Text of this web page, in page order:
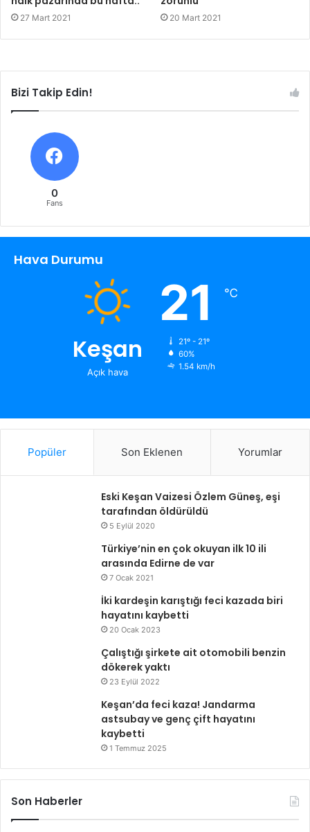
27 Mart 2021 20 Mart 2021
Bizi Takip Edin!
0
Fans
Hava Durumu
Keşan
Açık hava
21 ℃
21º - 21º
60%
1.54 km/h
Popüler Son Eklenen Yorumlar
Eski Keşan Vaizesi Özlem Güneş, eşi
tarafından öldürüldü
5 Eylül 2020
Türkiye’nin en çok okuyan ilk 10 ili
arasında Edirne de var
7 Ocak 2021
İki kardeşin karıştığı feci kazada biri
hayatını kaybetti
20 Ocak 2023
Çalıştığı şirkete ait otomobili benzin
dökerek yaktı
23 Eylül 2022
Keşan’da feci kaza! Jandarma
astsubay ve genç çift hayatını
kaybetti
1 Temmuz 2025
Son Haberler